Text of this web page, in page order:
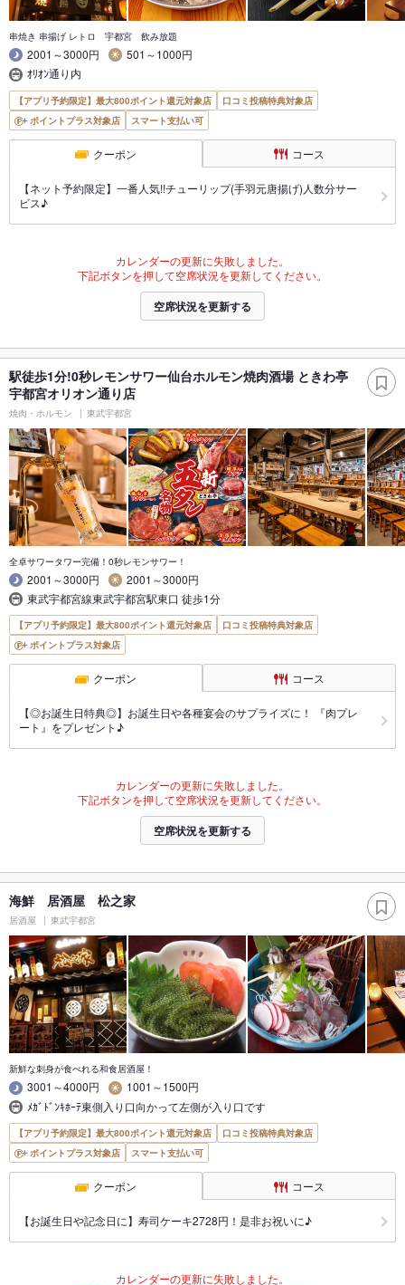
串焼き 串揚げ レトロ 宇都宮 飲み放題
2001～3000円
501～1000円
ｵﾘｵﾝ通り内
【アプリ予約限定】最大800ポイント還元対象店
口コミ投稿特典対象店
ポイントプラス対象店
スマート支払い可
クーポン コース
【ネット予約限定】一番人気!!チューリップ(手羽元唐揚げ)人数分サー
ビス♪
カレンダーの更新に失敗しました。
下記ボタンを押して空席状況を更新してください。
空席状況を更新する
駅徒歩1分!0秒レモンサワー仙台ホルモン焼肉酒場 ときわ亭
宇都宮オリオン通り店
焼肉・ホルモン 東武宇都宮
全卓サワータワー完備！0秒レモンサワー！
2001～3000円
2001～3000円
東武宇都宮線東武宇都宮駅東口 徒歩1分
【アプリ予約限定】最大800ポイント還元対象店
口コミ投稿特典対象店
ポイントプラス対象店
クーポン コース
【◎お誕生日特典◎】お誕生日や各種宴会のサプライズに！ 『肉プレ
ート』をプレゼント♪
カレンダーの更新に失敗しました。
下記ボタンを押して空席状況を更新してください。
空席状況を更新する
海鮮 居酒屋 松之家
居酒屋 東武宇都宮
新鮮な刺身が食べれる和食居酒屋！
3001～4000円
1001～1500円
ﾒｶﾞﾄﾞﾝｷﾎｰﾃ東側入り口向かって左側が入り口です
【アプリ予約限定】最大800ポイント還元対象店
口コミ投稿特典対象店
ポイントプラス対象店
スマート支払い可
クーポン コース
【お誕生日や記念日に】寿司ケーキ2728円！是非お祝いに♪
カレンダーの更新に失敗しました。